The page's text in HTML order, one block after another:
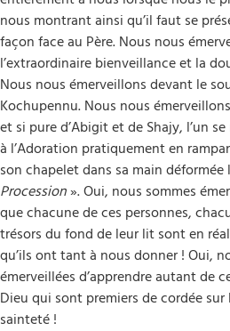
nous montrant ainsi qu’il faut se
façon face au Père. Nous nous
l’extraordinaire bienveillance et la
Nous nous émerveillons devant le
Kochupennu. Nous nous
et si pure d’Abigit et de Shajy, l’un
à l’Adoration pratiquement en
son chapelet dans sa main déformée
Procession». Oui, nous sommes
que chacune de ces personnes,
trésors du fond de leur lit sont en
qu’ils ont tant à nous donner ! Oui,
émerveillées d’apprendre autant de
Dieu qui sont premiers de cordée sur
sainteté !